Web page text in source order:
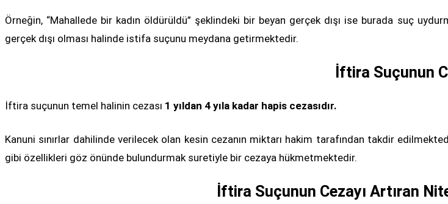
Örneğin, “Mahallede bir kadın öldürüldü” şeklindeki bir beyan gerçek dışı ise burada suç
gerçek dışı olması halinde istifa suçunu meydana getirmektedir.
İftira Suçunun
İftira suçunun temel halinin cezası 1 yıldan 4 yıla kadar hapis cezasıdır.
Kanuni sınırlar dahilinde verilecek olan kesin cezanın miktarı hakim tarafından takdir
gibi özellikleri göz önünde bulundurmak suretiyle bir cezaya hükmetmektedir.
İftira Suçunun Cezayı Artıran